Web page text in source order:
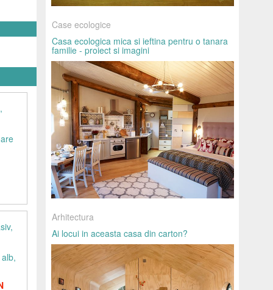
Case ecologice
Casa ecologica mica si ieftina pentru o tanara
familie - proiect si imagini
Arhitectura
Ai locui in aceasta casa din carton?